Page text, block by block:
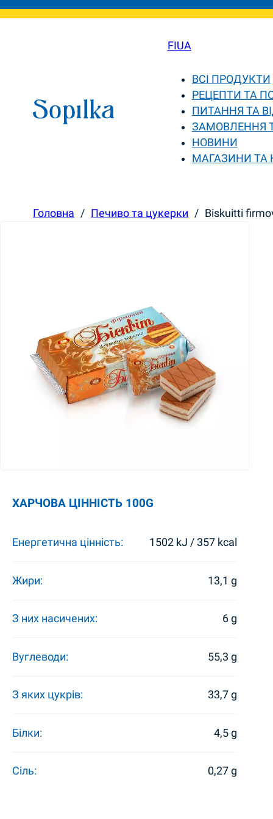
FIUA
ВСІ ПРОДУКТИ
РЕЦЕПТИ ТА
ПИТАННЯ ТА
ЗАМОВЛЕННЯ
НОВИНИ
МАГАЗИНИ ТА
Головна / Печиво та цукерки / Biskuitti
ХАРЧОВА ЦІННІСТЬ 100G
Енергетична цінність: 1502 kJ / 357 kcal
Жири: 13,1 g
З них насичених: 6 g
Вуглеводи: 55,3 g
З яких цукрів: 33,7 g
Білки: 4,5 g
Сіль: 0,27 g